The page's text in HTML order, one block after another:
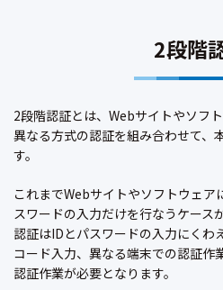
2段階
2段階認証とは、Webサイトやソフ
異なる方式の認証を組み合わせて、
す。
これまでWebサイトやソフトウェ
スワードの入力だけを行なうケース
認証はIDとパスワードの入力にくわ
コード入力、異なる端末での認証作
認証作業が必要となります。